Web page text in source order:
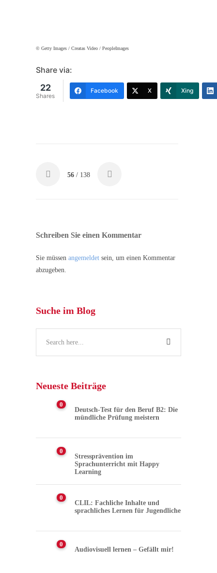
© Getty Images / Creatas Video / PeopleImages
Share via:
22
Shares
Facebook X Xing
56 / 138
Schreiben Sie einen Kommentar
Sie müssen angemeldet sein, um einen Kommentar
abzugeben.
Suche im Blog
Neueste Beiträge
0
Deutsch-Test für den Beruf B2: Die
mündliche Prüfung meistern
0
Stressprävention im
Sprachunterricht mit Happy
Learning
0
CLIL: Fachliche Inhalte und
sprachliches Lernen für Jugendliche
0
Audiovisuell lernen – Gefällt mir!